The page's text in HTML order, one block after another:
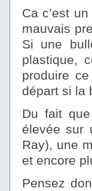
Ca c’est
mauvais
Si une
plastique,
produire
départ si la
Du fait
élevée sur
Ray), une
et encore
Pensez